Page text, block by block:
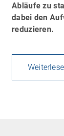
Abläufe zu
dabei den
reduzieren.